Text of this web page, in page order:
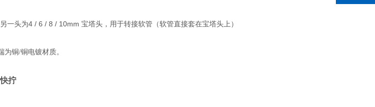
一头为4 / 6 / 8 / 10mm 宝塔头，用于转接软管（软管直接套在宝塔头上）
铜/铜电镀材质。
拧